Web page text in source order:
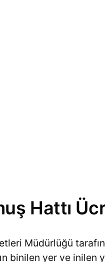
Hattı
Müdürlüğü
binilen yer ve inilen